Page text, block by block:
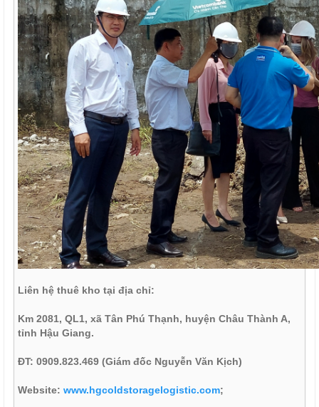
Liên hệ thuê kho tại địa chỉ:
Km 2081, QL1, xã Tân Phú Thạnh, huyện Châu Thành A,
tỉnh Hậu Giang.
ĐT: 0909.823.469 (Giám đốc Nguyễn Văn Kịch)
Website: www.hgcoldstoragelogistic.com;